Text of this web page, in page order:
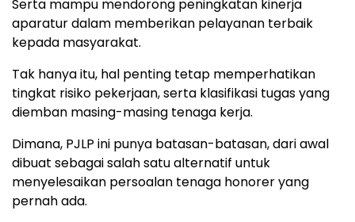
Serta mampu mendorong peningkatan kinerja
aparatur dalam memberikan pelayanan terbaik
kepada masyarakat.
Tak hanya itu, hal penting tetap memperhatikan
tingkat risiko pekerjaan, serta klasifikasi tugas yang
diemban masing-masing tenaga kerja.
Dimana, PJLP ini punya batasan-batasan, dari awal
dibuat sebagai salah satu alternatif untuk
menyelesaikan persoalan tenaga honorer yang
pernah ada.